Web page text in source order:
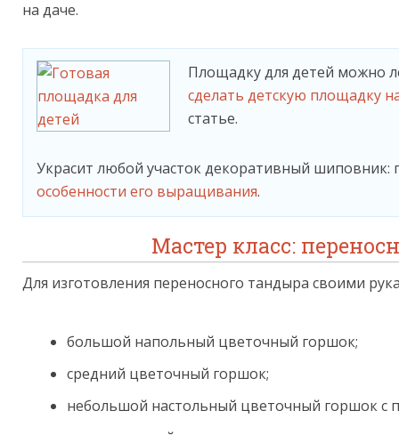
на даче.
Площадку для детей можно
сделать детскую площадку
статье.
Украсит любой участок декоративный шиповник:
особенности его выращивания.
Мастер класс:
Для изготовления переносного тандыра своими
большой напольный цветочный горшок;
средний цветочный горшок;
небольшой настольный цветочный горшок